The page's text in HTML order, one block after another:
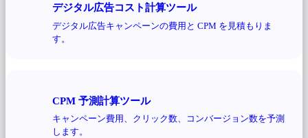
デジタル広告コスト計算ツール
デジタル広告キャンペーンの費用と CPM を見積もりま
す。
CPM 予測計算ツール
キャンペーン費用、クリック数、コンバージョン数を予測
します。